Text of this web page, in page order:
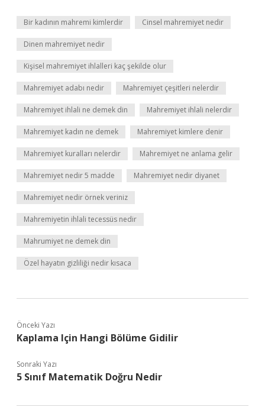
Bir kadının mahremi kimlerdir Cinsel mahremiyet nedir
Dinen mahremiyet nedir
Kişisel mahremiyet ihlalleri kaç şekilde olur
Mahremiyet adabı nedir Mahremiyet çeşitleri nelerdir
Mahremiyet ihlali ne demek din Mahremiyet ihlali nelerdir
Mahremiyet kadın ne demek Mahremiyet kimlere denir
Mahremiyet kuralları nelerdir Mahremiyet ne anlama gelir
Mahremiyet nedir 5 madde Mahremiyet nedir diyanet
Mahremiyet nedir örnek veriniz
Mahremiyetin ihlali tecessüs nedir
Mahrumiyet ne demek din
Özel hayatın gizliliği nedir kısaca
Önceki Yazı
Kaplama Için Hangi Bölüme Gidilir
Sonraki Yazı
5 Sınıf Matematik Doğru Nedir